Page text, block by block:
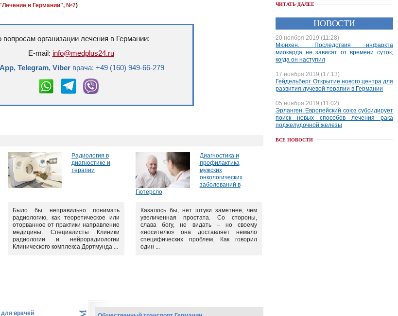
в Германии", №7)
вопросам организации лечения в Германии:
E-mail: info@medplus24.ru
Telegram, Viberврача: +49 (160) 949-66-279
Радиология в
диагностике и
терапии
Диагностика и
профилактика
мужских
онкологических
заболеваний в
Гютерсло
Было бы неправильно понимать
радиологию, как теоретическое или
оторванное от практики направление
медицины. Специалисты Клиники
радиологии и нейрорадиологии
Клинического комплекса Дортмунда ...
Казалось бы, нет штуки заметнее, чем
увеличенная простата. Со стороны,
слава богу, не видать – но своему
«носителю» она доставляет немало
специфических проблем. Как говорил
один ...
врачей
ЧИТАТЬ ДАЛЕЕ
НОВОСТИ
20 ноября 2019 (11:28)
Мюнхен. Последствия инфаркта
миокарда не зависят от времени суток,
когда он наступил
17 ноября 2019 (17:13)
Гейдельберг. Открытие нового центра для
развития лучевой терапии в Германии
05 ноября 2019 (11:02)
Эрланген. Европейский союз субсидирует
поиск новых способов лечения рака
поджелудочной железы
ВСЕ НОВОСТИ